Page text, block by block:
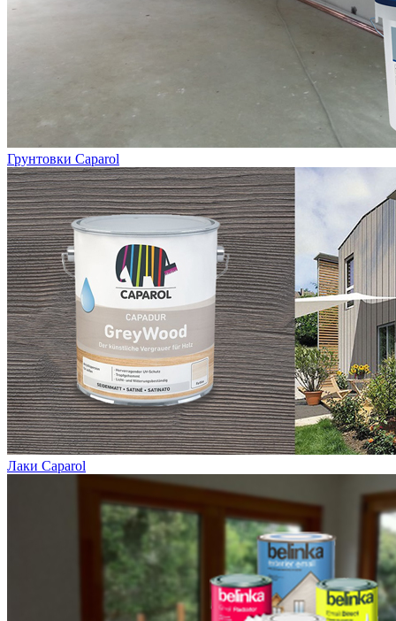
Грунтовки Caparol
Лаки Caparol